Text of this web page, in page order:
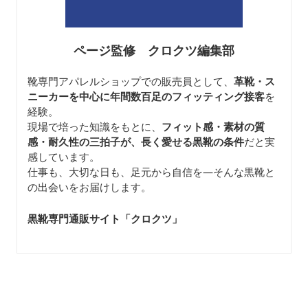
ページ監修 クロクツ編集部
靴専門アパレルショップでの販売員として、 革靴・ス
ニーカーを中心に年間数百足のフィッティング接客を
経験。
現場で培った知識をもとに、 フィット感・素材の質
感・耐久性の三拍子が、長く愛せる黒靴の条件だと実
感しています。
仕事も、大切な日も、足元から自信を—そんな黒靴と
の出会いをお届けします。
黒靴専門通販サイト「クロクツ 」